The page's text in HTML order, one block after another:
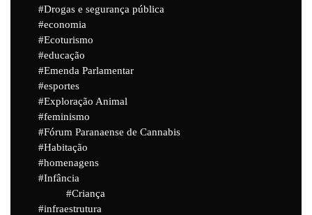
Drogas e segurança pública
economia
Ecoturismo
educação
Emenda Parlamentar
esportes
Exploração Animal
feminismo
Fórum Paranaense de Cannabis
Habitação
homenagens
Infância
Criança
infraestrutura